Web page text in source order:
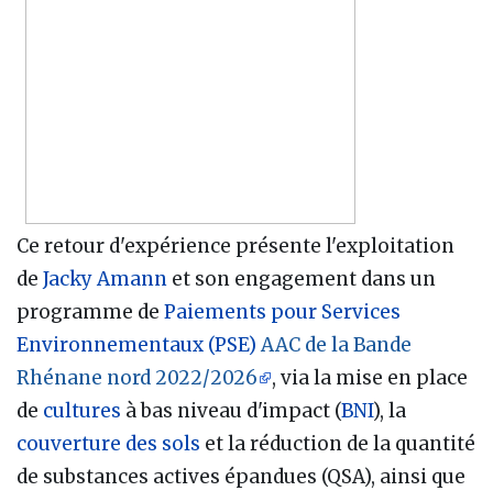
Ce retour d'expérience présente l'exploitation
de Jacky Amann et son engagement dans un
programme de Paiements pour Services
Environnementaux (PSE) AAC de la Bande
Rhénane nord 2022/2026
, via la mise en place
de cultures à bas niveau d'impact (BNI), la
couverture des sols et la réduction de la quantité
de substances actives épandues (QSA), ainsi que